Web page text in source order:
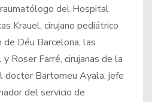
del Hospital
Krauel, cirujano pediátrico
Déu Barcelona, las
Roser Farré, cirujanas de la
doctor Bartomeu Ayala, jefe
del servicio de